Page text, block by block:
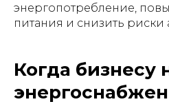
энергопотребление,
питания и снизить риски
Когда бизнесу